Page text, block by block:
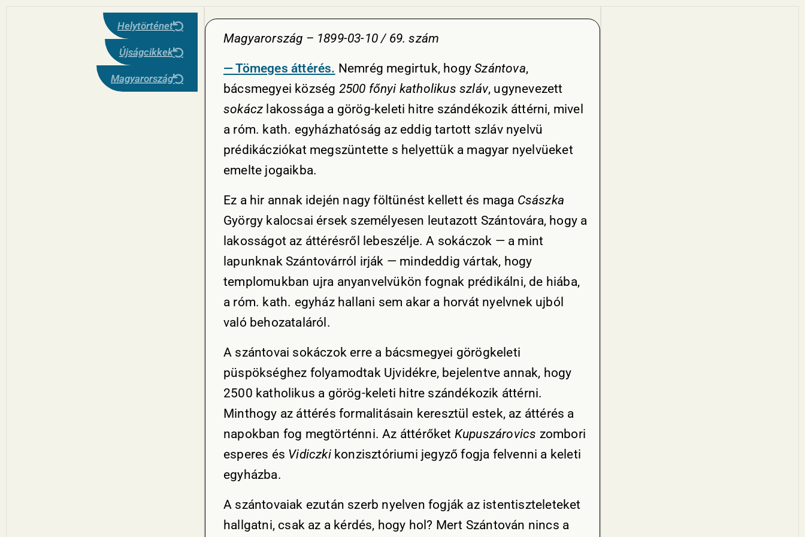
Helytörténet
Újságcikkek
Magyarország
Magyarország – 1899-03-10 / 69. szám
— Tömeges áttérés. Nemrég megirtuk, hogySzántova,
bácsmegyei község 2500 főnyi katholikus szláv, ugynevezett
sokácz lakossága a görög-keleti hitre szándékozik áttérni, mivel
a róm. kath. egyházhatóság az eddig tartott szláv nyelvü
prédikácziókat megszüntette s helyettük a magyar nyelvüeket
emelte jogaikba.
Ez a hir annak idején nagy föltünést kellett és maga Császka
György kalocsai érsek személyesen leutazott Szántovára, hogy a
lakosságot az áttérésről lebeszélje. A sokáczok — a mint
lapunknak Szántovárról irják — mindeddig vártak, hogy
templomukban ujra anyanvelvükön fognak prédikálni, de hiába,
a róm. kath. egyház hallani sem akar a horvát nyelvnek ujból
való behozataláról.
A szántovai sokáczok erre a bácsmegyei görögkeleti
püspökséghez folyamodtak Ujvidékre, bejelentve annak, hogy
2500 katholikus a görög-keleti hitre szándékozik áttérni.
Minthogy az áttérés formalitásain keresztül estek, az áttérés a
napokban fog megtörténni. Az áttérőket Kupuszárovics zombori
esperes és Vidiczkikonzisztóriumi jegyző fogja felvenni a keleti
egyházba.
A szántovaiak ezután szerb nyelven fogják az istentiszteleteket
hallgatni, csak az a kérdés, hogy hol? Mert Szántován nincs a